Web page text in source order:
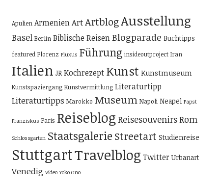
Apulien ArmenienArtArtblogAusstellung
Basel Berlin Biblische ReisenBlogparade Buchtipps
featured Florenz Fluxus Führung insideoutproject Iran
Italien JR Kochrezept Kunst Kunstmuseum
Kunstspaziergang Kunstvermittlung Literaturtipp
Literaturtipps Marokko Museum Napoli Neapel Papst
Franziskus Paris Reiseblog ReisesouvenirsRom
Schlossgarten Staatsgalerie Streetart Studienreise
StuttgartTravelblog Twitter Urbanart
Venedig Video Yoko Ono